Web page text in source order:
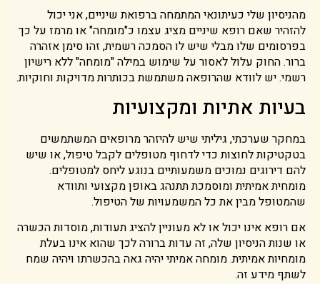
מהניסיון שלי כעיתונאי המתמחה ברפואת שיניים, אני יכול
להזהיר שאם רופא שיניים מציג עצמו כ"מומחה" או מרמז על כך
בפרסומים שלו מבלי שיש לו הסמכה רשמית, זהו סימן אזהרה
ברור. החוק עלול לאסור על שימוש במילה "מומחה" ללא רישיון
רשמי. יש לוודא שהרופאה משתמשת בכותרות מדויקות וחוקיות.
בעיות אתיות ומקצועיות
במחקר שערכתי, גיליתי שיש להיזהר מרופאים המשתמשים
בטקטיקות לחוצות כדי לדחוף מטופלים לקבל טיפול, או שיש
להם דירוגים נמוכים משמעותיים בנוגע ליחס למטופלים.
מומחית אמיתית ומוסמכת תתנהג באופן מקצועי ותוודא
שהמטופל מבין את כל המשמעויות של הטיפול.
אם רופא אינו יכול או לא מעוניין להציג תעודות, מוסדות הכשרה
או שנות הניסיון שלה, זה עדות ברורה לכך שהוא אינו בעלת
מומחיות אמיתית. מומחה אמיתי יהיה גאה בהכשרתו ויהיה שמח
לשתף מידע זה.